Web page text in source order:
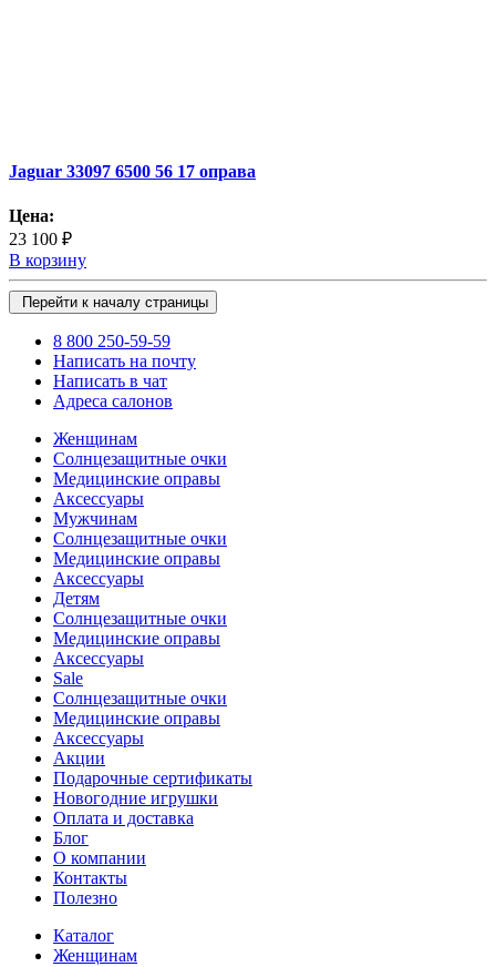
Jaguar 33097 6500 56 17 оправа
Цена:
23 100 ₽
В корзину
Перейти к началу страницы
8 800 250-59-59
Написать на почту
Написать в чат
Адреса салонов
Женщинам
Солнцезащитные очки
Медицинские оправы
Аксессуары
Мужчинам
Солнцезащитные очки
Медицинские оправы
Аксессуары
Детям
Солнцезащитные очки
Медицинские оправы
Аксессуары
Sale
Солнцезащитные очки
Медицинские оправы
Аксессуары
Акции
Подарочные сертификаты
Новогодние игрушки
Оплата и доставка
Блог
О компании
Контакты
Полезно
Каталог
Женщинам